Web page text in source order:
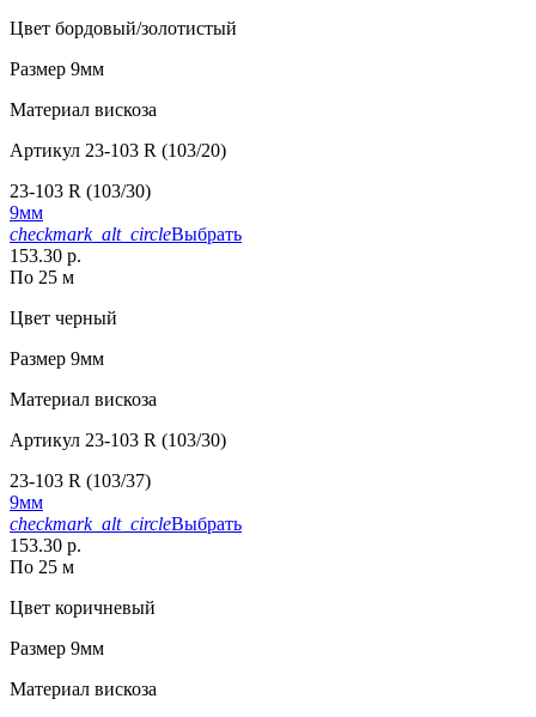
Цвет бордовый/золотистый
Размер 9мм
Материал вискоза
Артикул 23-103 R (103/20)
23-103 R (103/30)
9мм
checkmark_alt_circleВыбрать
153.30 р.
По 25 м
Цвет черный
Размер 9мм
Материал вискоза
Артикул 23-103 R (103/30)
23-103 R (103/37)
9мм
checkmark_alt_circleВыбрать
153.30 р.
По 25 м
Цвет коричневый
Размер 9мм
Материал вискоза